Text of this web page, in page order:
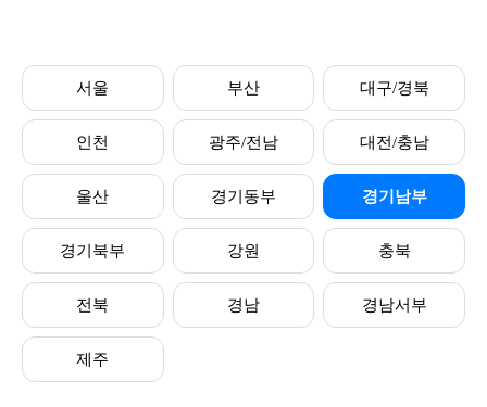
서울 부산 대구/경북
인천 광주/전남 대전/충남
울산 경기동부 경기남부
경기북부 강원 충북
전북 경남 경남서부
제주